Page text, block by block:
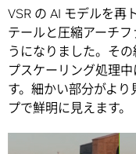
VSR の AI モデルを再
テールと圧縮アーチ
うになりました。そ
プスケーリング処理
す。細かい部分がよ
プで鮮明に見えます。